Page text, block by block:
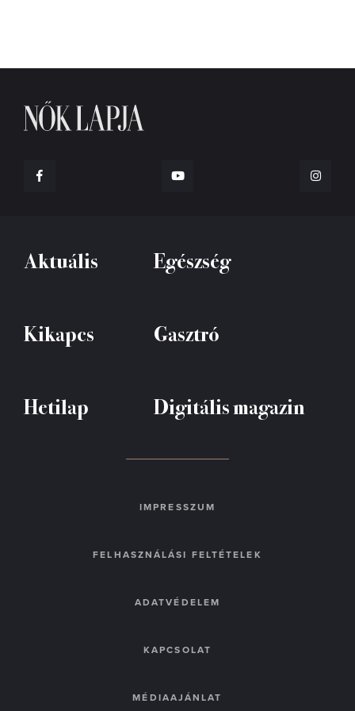
Aktuális Egészség
Kikapcs Gasztró
Hetilap Digitális magazin
IMPRESSZUM
FELHASZNÁLÁSI FELTÉTELEK
ADATVÉDELEM
KAPCSOLAT
MÉDIAAJÁNLAT